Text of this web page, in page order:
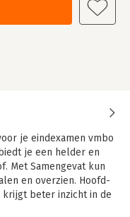
je eindexamen vmbo
je een helder en
Met Samengevat kun
en overzien. Hoofd-
krijgt beter inzicht in de